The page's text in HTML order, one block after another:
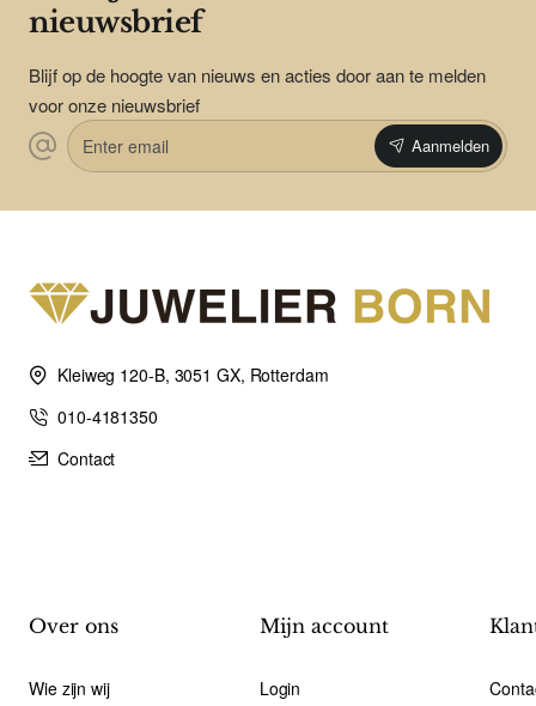
nieuwsbrief
Blijf op de hoogte van nieuws en acties door aan te melden
voor onze nieuwsbrief
Enter
email
Aanmelden
Kleiweg 120-B, 3051 GX, Rotterdam
010-4181350
Contact
Over ons
Wie zijn wij
Mijn account
Login